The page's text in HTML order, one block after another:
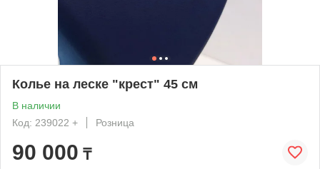
Колье на леске "крест" 45 см
В наличии
Код: 239022 +
Розница
90 000 ₸